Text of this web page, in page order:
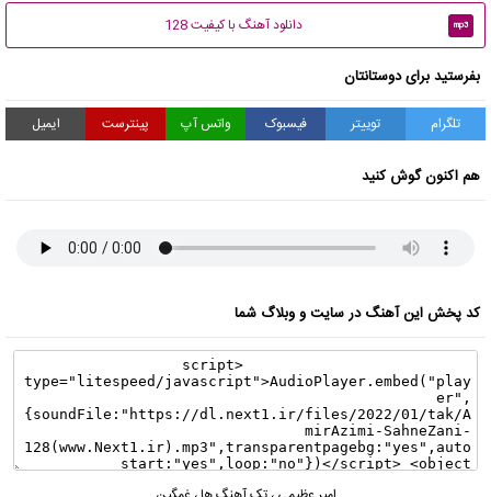
mp3 دانلود آهنگ با کیفیت 128
بفرستید برای دوستانتان
تلگرام توییتر فیسبوک واتس آپ پینترست ایمیل
هم اکنون گوش کنید
کد پخش این آهنگ در سایت و وبلاگ شما